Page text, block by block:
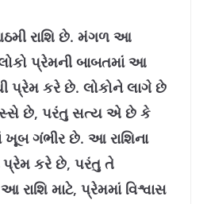
રાશિ છે. મંગળ આ
પ્રેમની બાબતમાં આ
પ્રેમ કરે છે. લોકોને લાગે છે
છે, પરંતુ સત્ય એ છે કે
ગંભીર છે. આ રાશિના
પ્રેમ કરે છે, પરંતુ તે
રાશિ માટે, પ્રેમમાં વિશ્વાસ